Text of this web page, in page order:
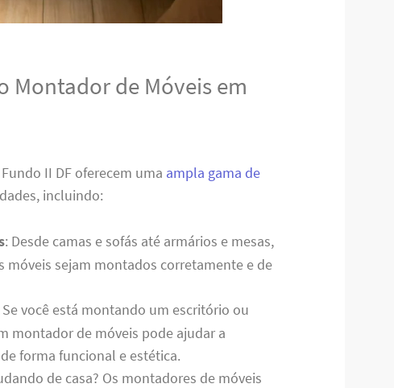
Montador de Móveis em
II DF oferecem uma ampla gama de
incluindo:
: Desde camas e sofás até armários e mesas,
móveis sejam montados corretamente e de
Se você está montando um escritório ou
montador de móveis pode ajudar a
forma funcional e estética.
de casa? Os montadores de móveis